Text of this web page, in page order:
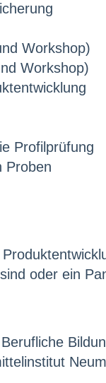
Workshop)
Workshop)
Profilprüfung
Proben
oder ein